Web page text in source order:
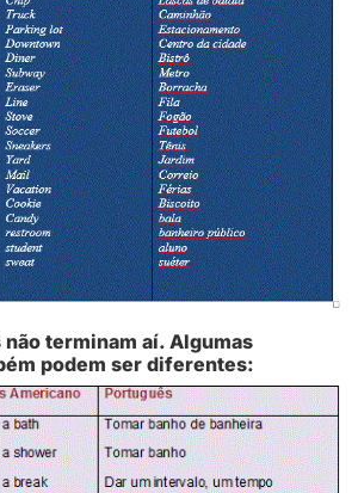
terminam aí. Algumas
podem ser diferentes: